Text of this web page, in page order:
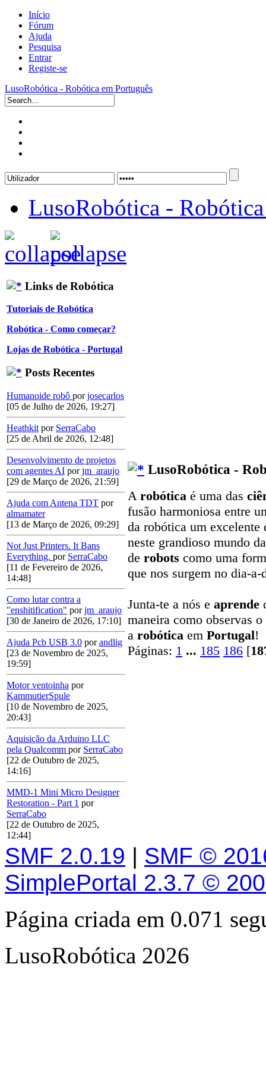
Início
Fórum
Ajuda
Pesquisa
Entrar
Registe-se
LusoRobótica - Robótica em Português
LusoRobótica -
Links de Robótica
Tutoriais de Robótica
Robótica - Como começar?
Lojas de Robótica - Portugal
Posts Recentes
Humanoide robô porjosecarlos
[05 de Julho de 2026, 19:27]
Heathkit por SerraCabo
[25 de Abril de 2026, 12:48]
Desenvolvimento de projetos
com agentes AI porjm_araujo
[29 de Março de 2026, 21:59]
Ajuda com Antena TDT por
almamater
[13 de Março de 2026, 09:29]
Not Just Printers. It Bans
Everything. por SerraCabo
[11 de Fevereiro de 2026,
14:48]
Como lutar contra a
"enshitification" porjm_araujo
[30 de Janeiro de 2026, 17:10]
Ajuda Pcb USB 3.0 porandlig
[23 de Novembro de 2025,
19:59]
Motor ventoinha por
KammutierSpule
[10 de Novembro de 2025,
20:43]
Aquisição da Arduino LLC
pela Qualcomm por SerraCabo
[22 de Outubro de 2025,
14:16]
MMD-1 Mini Micro Designer
Restoration - Part 1 por
SerraCabo
[22 de Outubro de 2025,
12:44]
LusoRobótica -
A robótica é uma das
fusão harmoniosa entre
da robótica um
neste grandioso mundo
de robots como uma
que nos surgem no dia-a-
Junta-te a nós e aprende
maneira como observas
a robótica em Portugal!
Páginas: 1 ... 185 186 [
SMF 2.0.19 | SMF ©
SimplePortal 2.3.7 ©
Página criada em 0.071
LusoRobótica 2026